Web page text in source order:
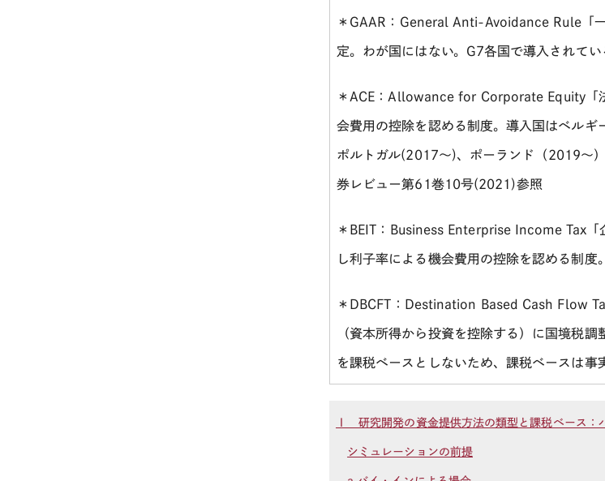
＊ GAAR ： General Anti-Avoidance Rule「
定。わが国にはない。 G7各国で導入されてい
＊ ACE ： Allowance for Corporate Equity「
会費用の控除を認める制度。導入国はベルギ
ポルトガル(2017～)、ポーランド（ 2019～
券レビュー第61 巻10号(2021)参照
＊ BEIT ： Business Enterprise Income Tax「
し利子率による機会費用の控除を認める制度。
＊ DBCFT ： Destination Based Cash Flow
（資本所得から投資を控除する）に国境税
を課税ベースとしないため、課税ベースは事
Ⅰ 研究開発の資金提供方法の類型と課税ベース：
シミュレーションの前提